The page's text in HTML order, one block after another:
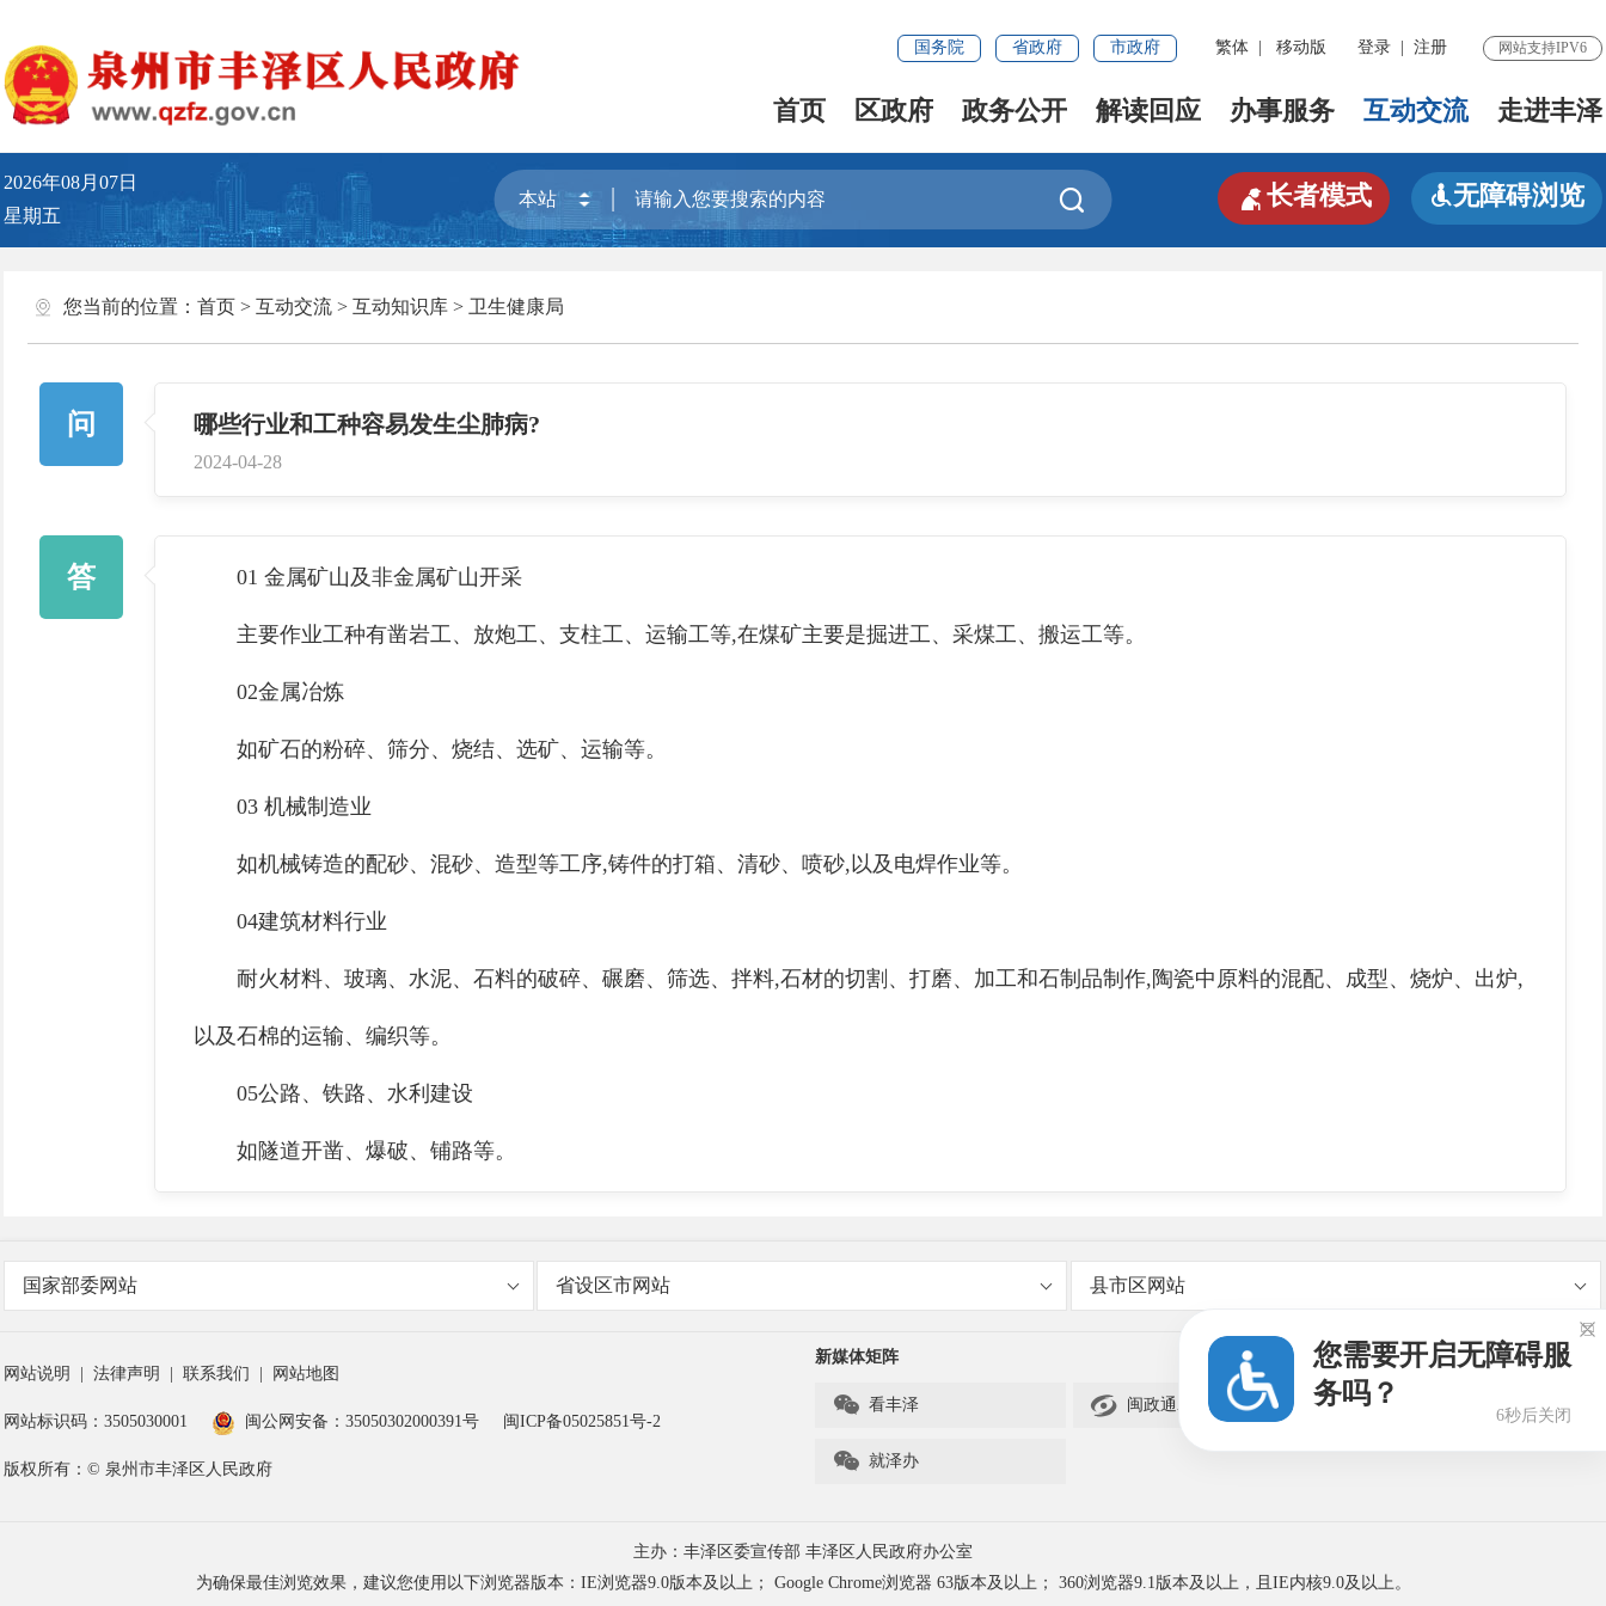
国务院 省政府 市政府 繁体 移动版 登录 注册 网站支持IPV6
首页 区政府 政务公开 解读回应 办事服务 互动交流 走进丰泽
2026年08月07日
星期五
 长者模式 无障碍浏览
您当前的位置： 首页> 互动交流> 互动知识库> 卫生健康局
问 哪些行业和工种容易发生尘肺病?
2024-04-28
答 01 金属矿山及非金属矿山开采
主要作业工种有凿岩工、放炮工、支柱工、运输工等,在煤矿主要是掘进工、采煤工、搬运工等。
02金属冶炼
如矿石的粉碎、筛分、烧结、选矿、运输等。
03 机械制造业
如机械铸造的配砂、混砂、造型等工序,铸件的打箱、清砂、喷砂,以及电焊作业等。
04建筑材料行业
耐火材料、玻璃、水泥、石料的破碎、碾磨、筛选、拌料,石材的切割、打磨、加工和石制品制作,陶瓷中原料的混配、成型、烧炉、出炉,
以及石棉的运输、编织等。
05公路、铁路、水利建设
如隧道开凿、爆破、铺路等。
国家部委网站 省设区市网站 县市区网站
网站说明 法律声明 联系我们 网站地图
网站标识码：3505030001 闽公网安备：35050302000391号 闽ICP备05025851号-2
版权所有：© 泉州市丰泽区人民政府
新媒体矩阵
 看丰泽  闽政通APP
 就泽办
主办：丰泽区委宣传部 丰泽区人民政府办公室
为确保最佳浏览效果，建议您使用以下浏览器版本：IE浏览器9.0版本及以上； Google Chrome浏览器 63版本及以上； 360浏览器9.1版本及以上，且IE内核9.0及以上。
您需要开启无障碍服
务吗？
6秒后关闭
